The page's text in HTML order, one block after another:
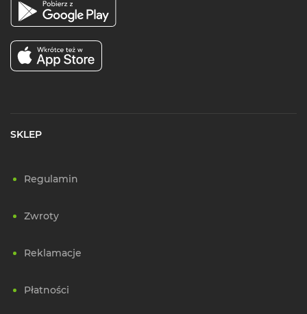
SKLEP
Regulamin
Zwroty
Reklamacje
Płatności